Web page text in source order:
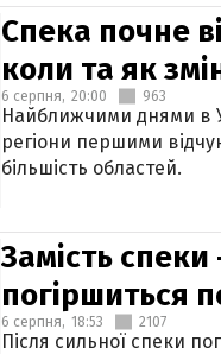
Спека почне
коли та як
6 серпня, 20:00 963
Найближчими днями в
регіони першими
більшість областей.
Замість спеки
погіршиться
6 серпня, 18:53 2107
Після сильної спеки